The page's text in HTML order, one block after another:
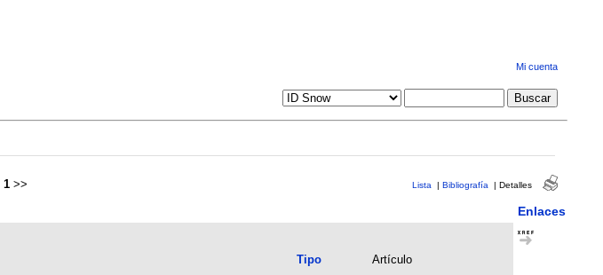
Mi cuenta
1 >> Lista | Bibliografía | Detalles
Enlaces
Tipo
Artículo